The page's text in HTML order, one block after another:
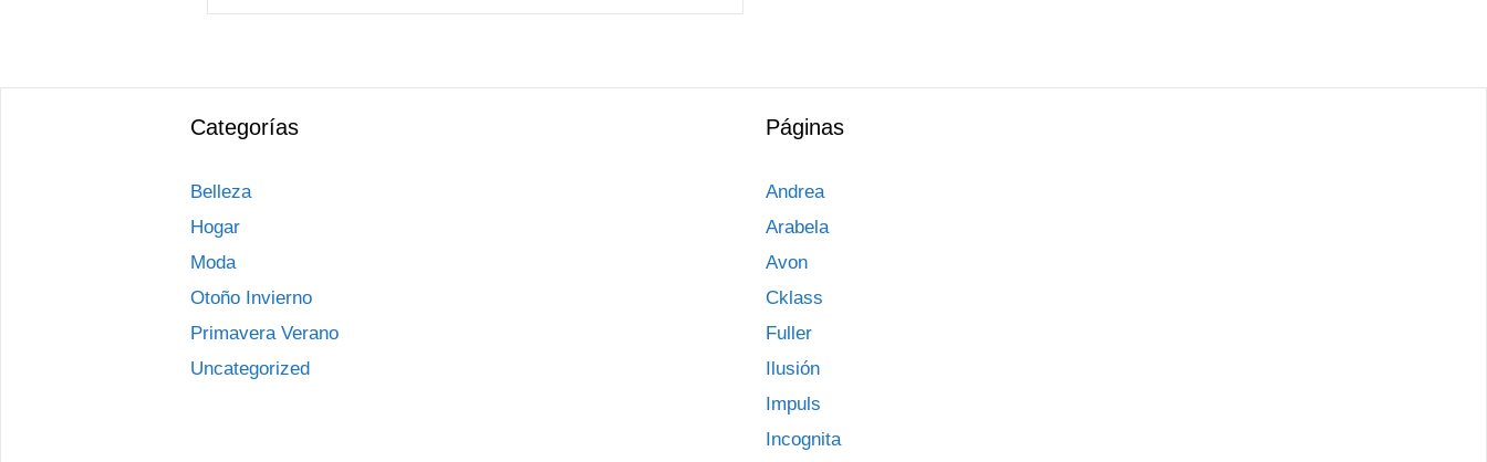
Categorías
Belleza
Hogar
Moda
Otoño Invierno
Primavera Verano
Uncategorized
Páginas
Andrea
Arabela
Avon
Cklass
Fuller
Ilusión
Impuls
Incognita